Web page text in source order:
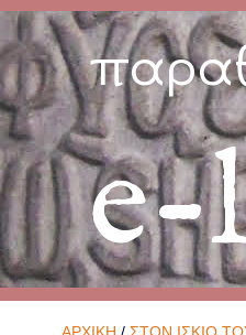
e-